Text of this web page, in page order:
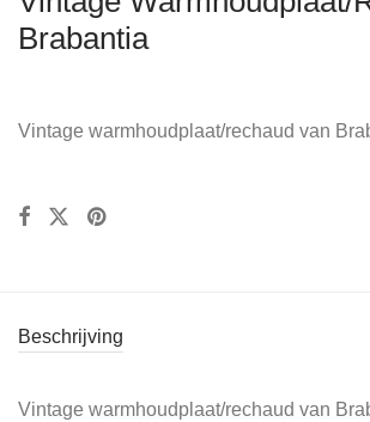
Brabantia
Vintage warmhoudplaat/rechaud van
Beschrijving
Vintage warmhoudplaat/rechaud van